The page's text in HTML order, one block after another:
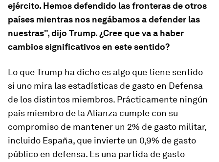
ejército. Hemos defendido las fronteras de otros
países mientras nos negábamos a defender las
nuestras", dijo Trump.¿Cree que va a haber
cambios significativos en este sentido?
Lo que Trump ha dicho es algo que tiene sentido
si uno mira las estadísticas de gasto en Defensa
de los distintos miembros. Prácticamente ningún
país miembro de la Alianza cumple con su
compromiso de mantener un 2% de gasto militar,
incluido España, que invierte un 0,9% de gasto
público en defensa. Es una partida de gasto